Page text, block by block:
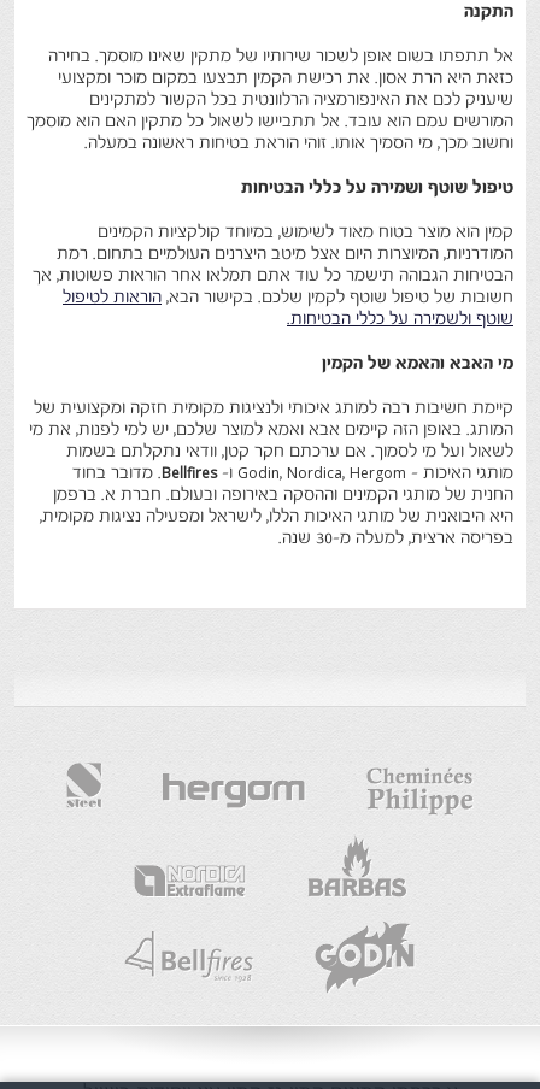
התקנה
אל תתפתו בשום אופן לשכור שירותיו של מתקין שאינו מוסמך. בחירה
כזאת היא הרת אסון. את רכישת הקמין תבצעו במקום מוכר ומקצועי
שיעניק לכם את האינפורמציה הרלוונטית בכל הקשור למתקינים
המורשים עמם הוא עובד. אל תתביישו לשאול כל מתקין האם הוא מוסמך
וחשוב מכך, מי הסמיך אותו. זוהי הוראת בטיחות ראשונה במעלה.
טיפול שוטף ושמירה על כללי הבטיחות
קמין הוא מוצר בטוח מאוד לשימוש, במיוחד קולקציות הקמינים
המודרניות, המיוצרות היום אצל מיטב היצרנים העולמיים בתחום. רמת
הבטיחות הגבוהה תישמר כל עוד אתם תמלאו אחר הוראות פשוטות, אך
חשובות של טיפול שוטף לקמין שלכם. בקישור הבא, הוראות לטיפול
שוטף ולשמירה על כללי הבטיחות.
מי האבא והאמא של הקמין
קיימת חשיבות רבה למותג איכותי ולנציגות מקומית חזקה ומקצועית של
המותג. באופן הזה קיימים אבא ואמא למוצר שלכם, יש למי לפנות, את מי
לשאול ועל מי לסמוך. אם ערכתם חקר קטן, וודאי נתקלתם בשמות
מותגי האיכות - Godin, Nordica, Hergom ו-
Bellfires. מדובר בחוד
החנית של מותגי הקמינים וההסקה באירופה ובעולם. חברת א. ברפמן
היא היבואנית של מותגי האיכות הללו, לישראל ומפעילה נציגות מקומית,
בפריסה ארצית, למעלה מ-30 שנה.